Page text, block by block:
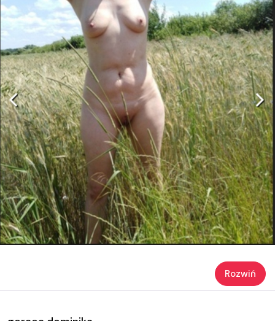
Rozwiń